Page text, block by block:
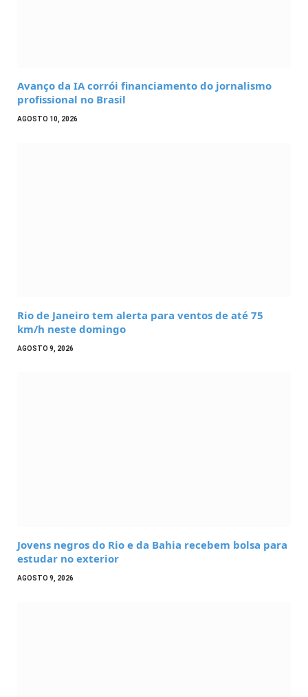
Avanço da IA corrói financiamento do jornalismo
profissional no Brasil
AGOSTO 10, 2026
Rio de Janeiro tem alerta para ventos de até 75
km/h neste domingo
AGOSTO 9, 2026
Jovens negros do Rio e da Bahia recebem bolsa para
estudar no exterior
AGOSTO 9, 2026